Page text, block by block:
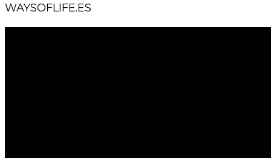
WAYSOFLIFE.ES